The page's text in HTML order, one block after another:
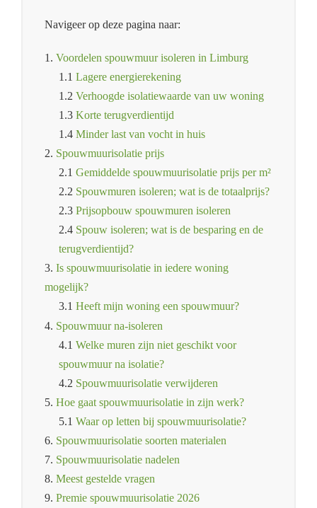
Navigeer op deze pagina naar:
1. Voordelen spouwmuur isoleren in Limburg
1.1 Lagere energierekening
1.2 Verhoogde isolatiewaarde van uw woning
1.3 Korte terugverdientijd
1.4 Minder last van vocht in huis
2. Spouwmuurisolatie prijs
2.1 Gemiddelde spouwmuurisolatie prijs per m²
2.2 Spouwmuren isoleren; wat is de totaalprijs?
2.3 Prijsopbouw spouwmuren isoleren
2.4 Spouw isoleren; wat is de besparing en de
terugverdientijd?
3. Is spouwmuurisolatie in iedere woning
mogelijk?
3.1 Heeft mijn woning een spouwmuur?
4. Spouwmuur na-isoleren
4.1 Welke muren zijn niet geschikt voor
spouwmuur na isolatie?
4.2 Spouwmuurisolatie verwijderen
5. Hoe gaat spouwmuurisolatie in zijn werk?
5.1 Waar op letten bij spouwmuurisolatie?
6. Spouwmuurisolatie soorten materialen
7. Spouwmuurisolatie nadelen
8. Meest gestelde vragen
9. Premie spouwmuurisolatie 2026